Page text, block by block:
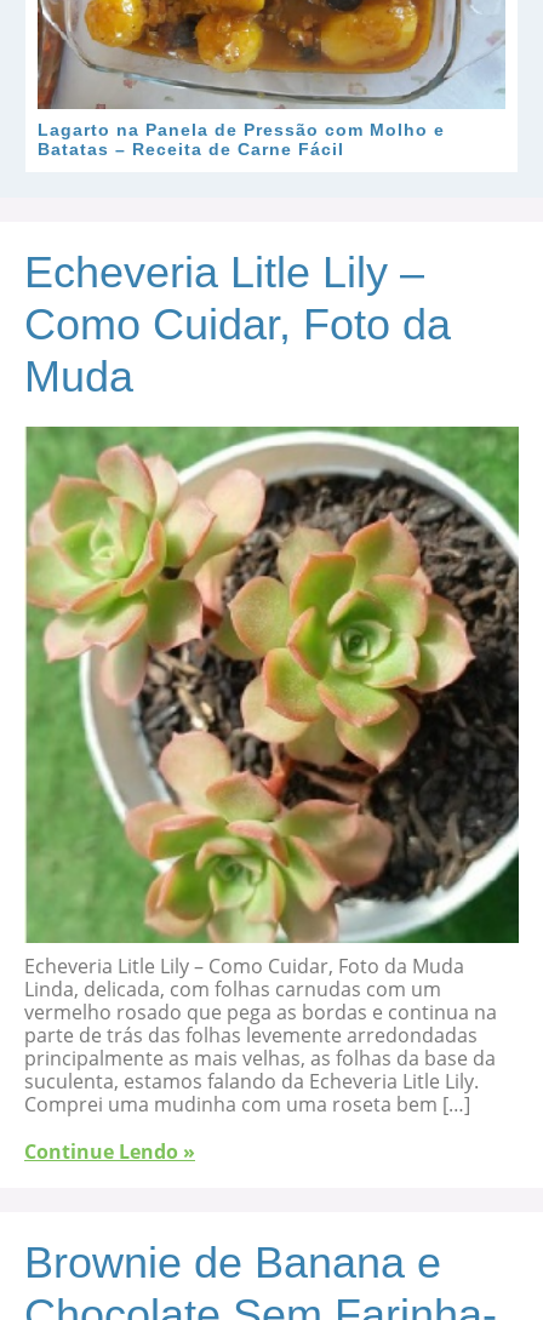
Lagarto na Panela de Pressão com Molho e
Batatas – Receita de Carne Fácil
Echeveria Litle Lily –
Como Cuidar, Foto da
Muda
Echeveria Litle Lily – Como Cuidar, Foto da Muda
Linda, delicada, com folhas carnudas com um
vermelho rosado que pega as bordas e continua na
parte de trás das folhas levemente arredondadas
principalmente as mais velhas, as folhas da base da
suculenta, estamos falando da Echeveria Litle Lily.
Comprei uma mudinha com uma roseta bem […]
Continue Lendo »
Brownie de Banana e